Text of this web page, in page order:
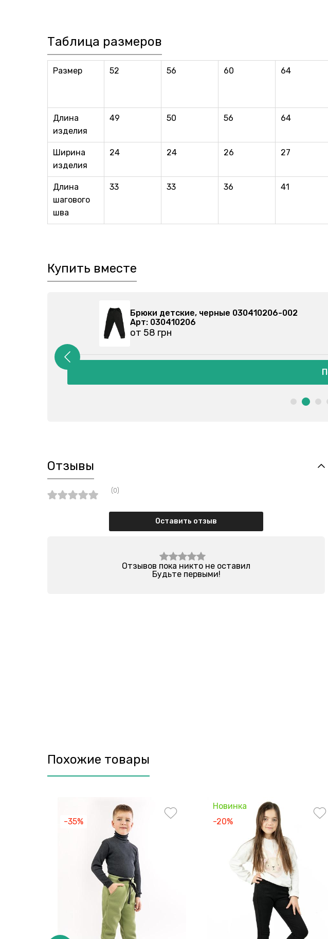
Таблица размеров
Размер 52 56 60 64
Длина
изделия
49 50 56 64
Ширина
изделия
24 24 26 27
Длина
шагового
шва
33 33 36 41
Купить вместе
Брюки детские, черные 030410206-002
Арт: 030410206
от 58 грн
Отзывы
(0)
Оставить отзыв
Отзывов пока никто не оставил
Будьте первыми!
Похожие товары
-35%
Новинка
-20%